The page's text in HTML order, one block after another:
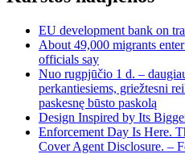
EU development bank on
About 49,000 migrants
officials say
Nuo rugpjūčio 1 d. –
perkantiesiems, griežtesni
paskesnę būsto paskolą
Design Inspired by Its
Enforcement Day Is Here.
Cover Agent Disclosure. –